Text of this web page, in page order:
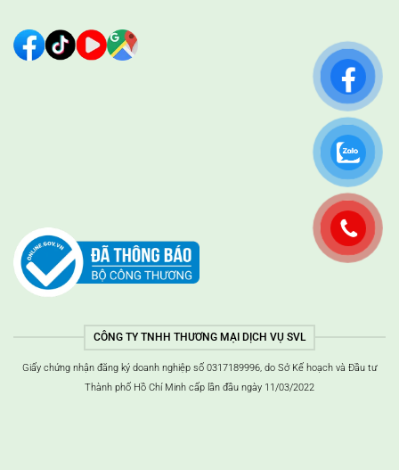
CÔNG TY TNHH THƯƠNG MẠI DỊCH VỤ SVL
Giấy chứng nhận đăng ký doanh nghiệp số 0317189996, do Sở Kế hoạch và Đầu tư
Thành phố Hồ Chí Minh cấp lần đầu ngày 11/03/2022